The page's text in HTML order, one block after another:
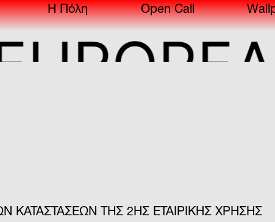
Η Πόλη Open Call
ΚΑΤΑΣΤΑΣΕΩΝ ΤΗΣ 2ΗΣ ΕΤΑΙΡΙΚΗΣ ΧΡΗΣΗΣ